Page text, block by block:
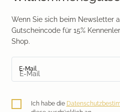
Wenn Sie sich beim Newsletter
Gutscheincode für 15%
Shop.
E-Mail
Ich habe die